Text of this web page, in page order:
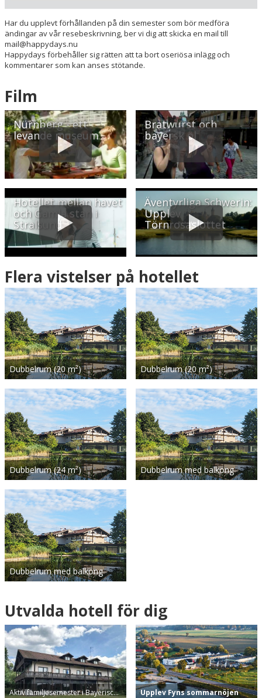
Museer
Radie runt hotellet:
Hitta vägen till hotellet
Ströbinger Strasse 19
D-83093 Bad Endorf
Tyskland
Din adress
Hitta resvägen❯
Hotellets GPS-koordinater
E 012&deg; 18.088'
N 47&deg; 54.055'
Har du upplevt förhållanden på din semester som bör medföra
ändingar av vår resebeskrivning, ber vi dig att skicka en mail till
mail@happydays.nu
Happydays förbehåller sig rätten att ta bort oseriösa inlägg och
kommentarer som kan anses stötande.
Film
Nürnberg - ett
levande museum
Bratwurst och
bayersk öl
Hotellet mellan havet
och Gamla stan i
Stralsund
Äventyrliga Schwerin:
Upplev
Törnrosaslottet
Flera vistelser på hotellet
Dubbelrum (20 m²) Dubbelrum (20 m²)
Dubbelrum (24 m²) Dubbelrum med balkong
Dubbelrum med balkong
Utvalda hotell för dig
Aktiv familjesemester i Bayerisc…
Upplev Fyns sommarnöjen